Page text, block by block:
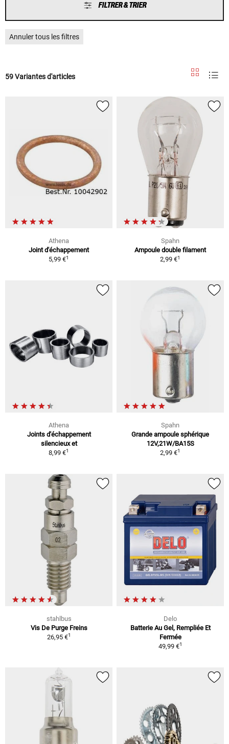
FILTRER & TRIER
Annuler tous les filtres
59 Variantes d'articles
Athena
Joint d'échappement
5,99 €1
Spahn
Ampoule double filament
2,99 €1
Athena
Joints d'échappement
silencieux et
8,99 €1
Spahn
Grande ampoule sphérique
12V,21W/BA15S
2,99 €1
stahlbus
Vis De Purge Freins
26,95 €1
Delo
Batterie Au Gel, Rempliée Et
Fermée
49,99 €1